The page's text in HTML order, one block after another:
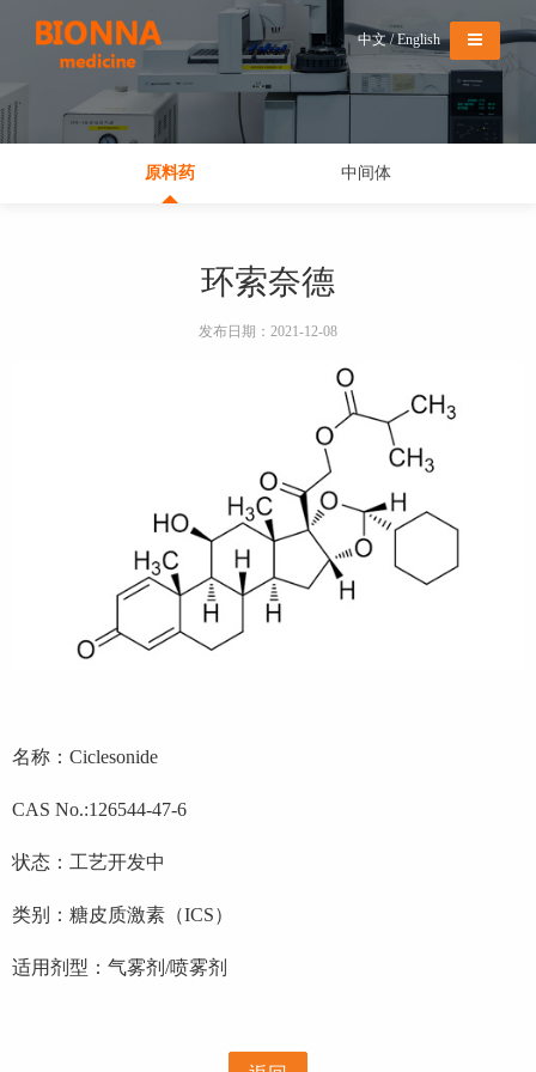
导航切换
中文/English
原料药 中间体
环索奈德
发布日期：2021-12-08
名称： Ciclesonide
CAS No.:126544-47-6
状态：工艺开发中
类别：糖皮质激素 （ICS）
适用剂型：气雾剂 /喷雾剂